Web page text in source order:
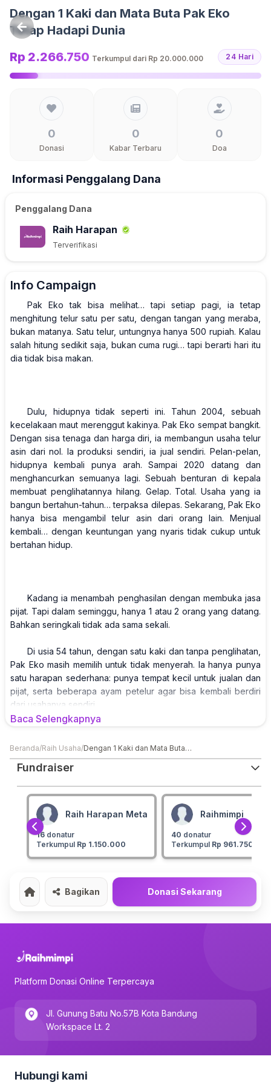
Langsung ke konten
Dengan 1 Kaki dan Mata Buta Pak Eko
Tetap Hadapi Dunia
Rp 2.266.750 Terkumpul dari Rp 20.000.000 24 Hari
0
Donasi
0
Kabar Terbaru
0
Doa
Informasi Penggalang Dana
Penggalang Dana
Raih Harapan
Terverifikasi
Info Campaign
Pak Eko tak bisa melihat… tapi setiap pagi, ia tetap
menghitung telur satu per satu, dengan tangan yang meraba,
bukan matanya. Satu telur, untungnya hanya 500 rupiah. Kalau
salah hitung sedikit saja, bukan cuma rugi… tapi berarti hari itu
dia tidak bisa makan.
Dulu, hidupnya tidak seperti ini. Tahun 2004, sebuah
kecelakaan maut merenggut kakinya. Pak Eko sempat bangkit.
Dengan sisa tenaga dan harga diri, ia membangun usaha telur
asin dari nol. Ia produksi sendiri, ia jual sendiri. Pelan-pelan,
hidupnya kembali punya arah. Sampai 2020 datang dan
menghancurkan semuanya lagi. Sebuah benturan di kepala
membuat penglihatannya hilang. Gelap. Total. Usaha yang ia
bangun bertahun-tahun… terpaksa dilepas. Sekarang, Pak Eko
hanya bisa mengambil telur asin dari orang lain. Menjual
kembali… dengan keuntungan yang nyaris tidak cukup untuk
bertahan hidup.
Kadang ia menambah penghasilan dengan membuka jasa
pijat. Tapi dalam seminggu, hanya 1 atau 2 orang yang datang.
Bahkan seringkali tidak ada sama sekali.
Di usia 54 tahun, dengan satu kaki dan tanpa penglihatan,
Pak Eko masih memilih untuk tidak menyerah. Ia hanya punya
satu harapan sederhana: punya tempat kecil untuk jualan dan
pijat, serta beberapa ayam petelur agar bisa kembali berdiri
dari usahanya sendiri.
biarkan ia terus bertahan dengan kondisinya yang serba
kesulitan. ❤️
Baca Selengkapnya
Beranda/Raih Usaha/ Dengan 1 Kaki dan Mata Buta Pak Eko Tetap Hadapi Dunia
Fundraiser
Raih Harapan Meta
16 donatur
Terkumpul Rp 1.150.000
Raihmimpi
40 donatur
Terkumpul Rp 961.750
Home
Bagikan Donasi Sekarang
Platform Donasi Online Terpercaya
Jl. Gunung Batu No.57B Kota Bandung
Workspace Lt. 2
Hubungi kami